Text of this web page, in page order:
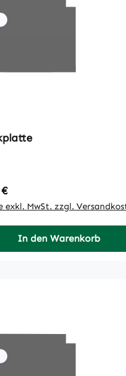
Preis:
exkl. MwSt. zzgl.
In den Warenkorb